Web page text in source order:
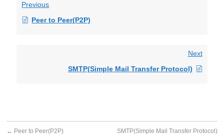
Previous
Peer to Peer(P2P)
Next
SMTP(Simple Mail Transfer Protocol)
← Peer to Peer(P2P)
SMTP(Simple Mail Transfer Protocol)